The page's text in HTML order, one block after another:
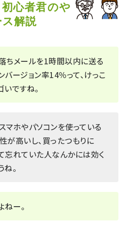
心者君のや
解説
ちメールを1時間以内に送る
バージョン率14％って、けっこ
いですね。
マホやパソコンを使っている
が高いし、買ったつもりに
忘れていた人なんかには効く
ね。
ねー。